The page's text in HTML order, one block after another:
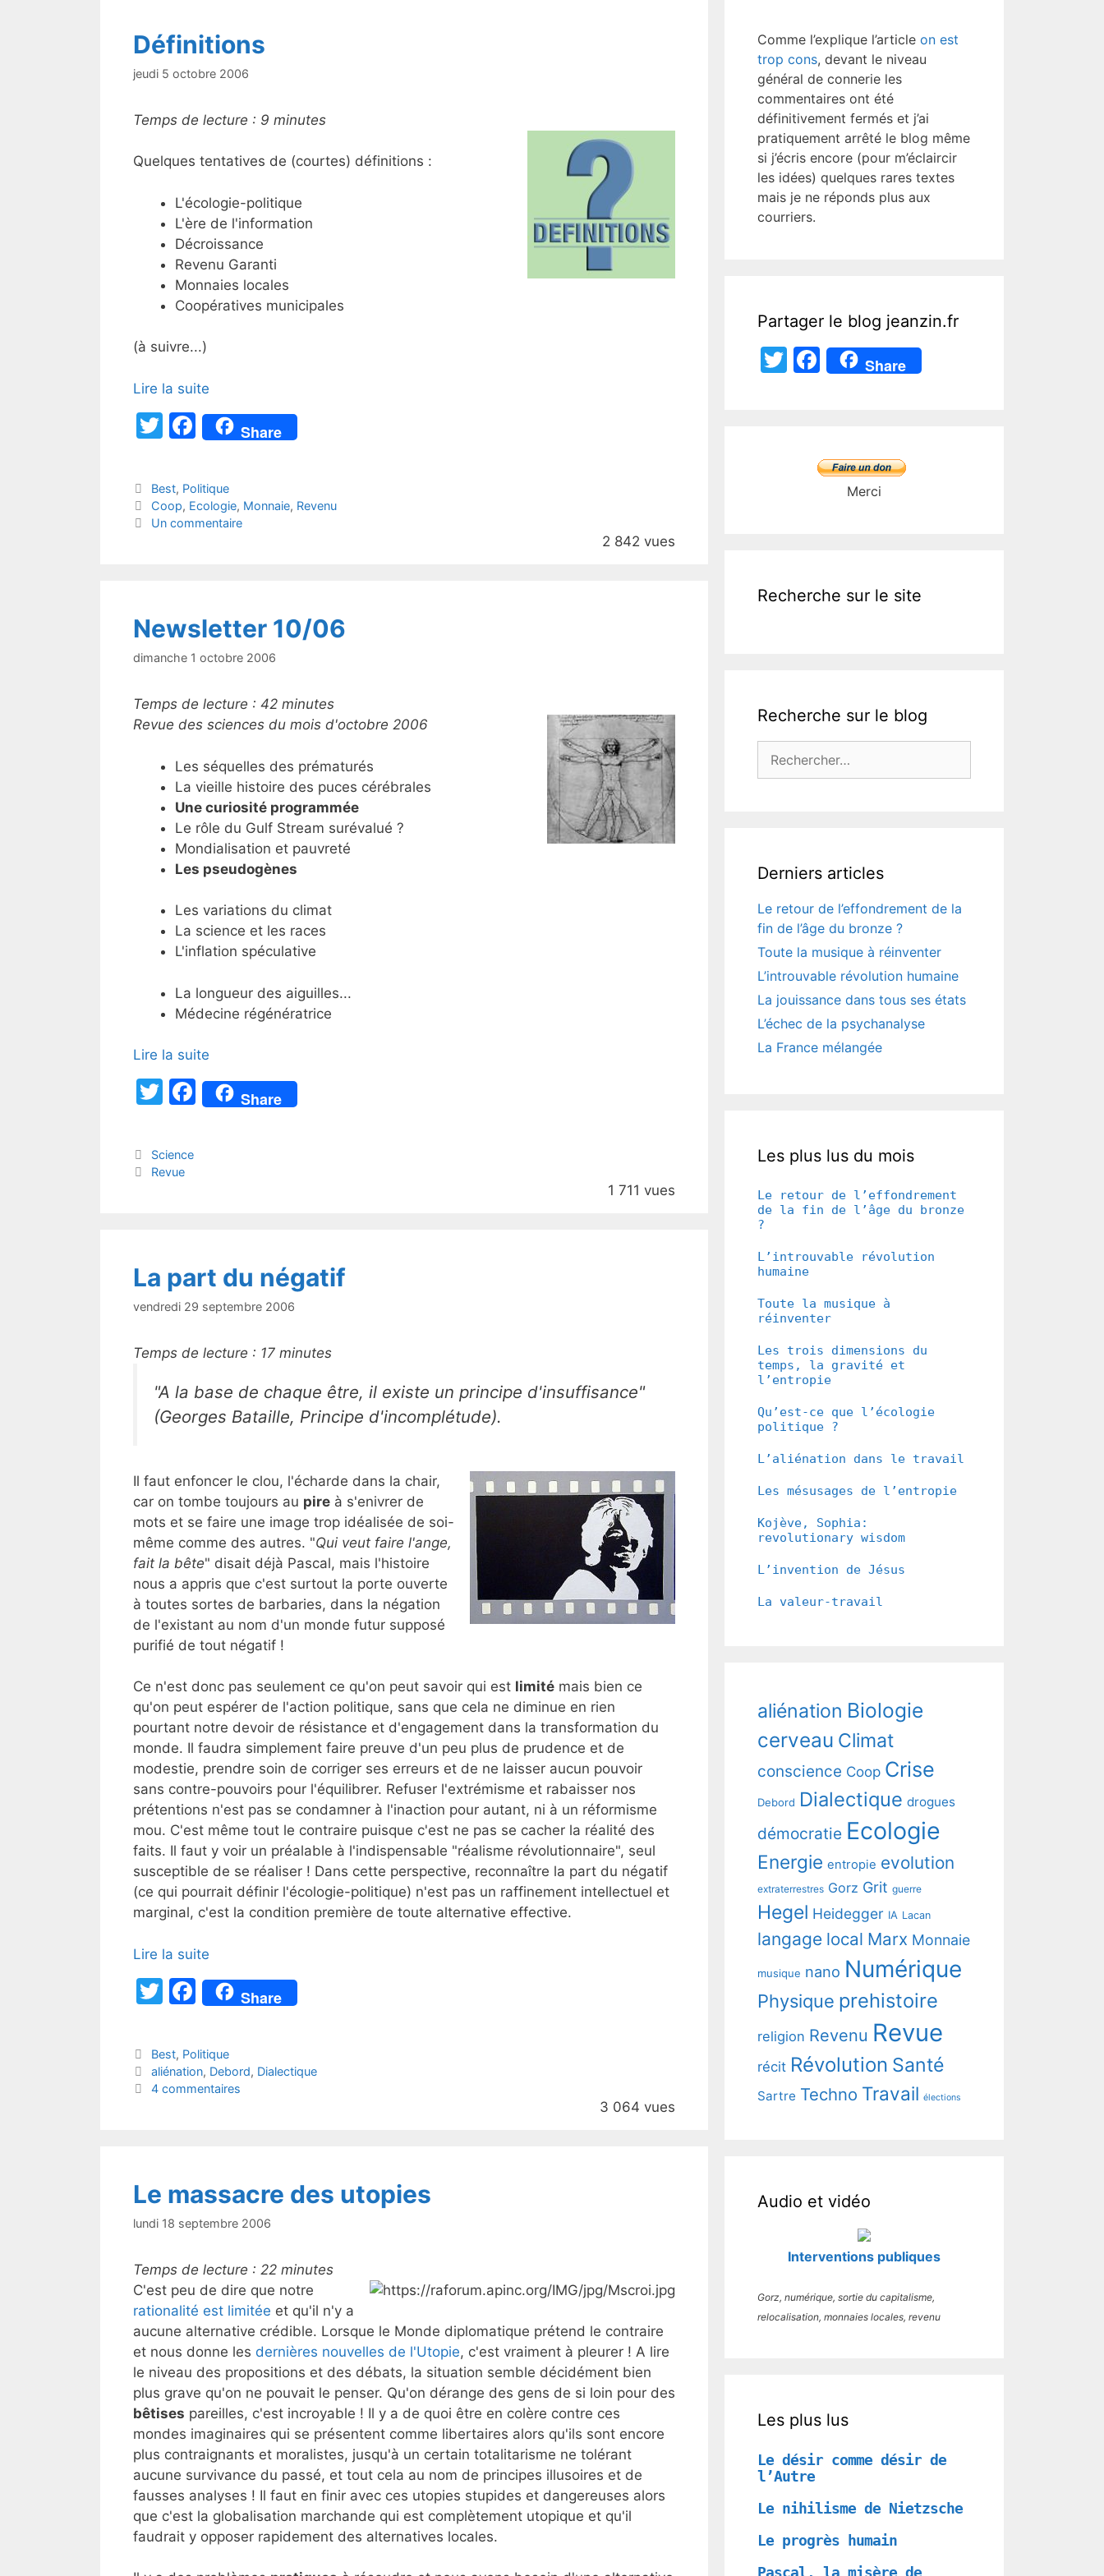
Définitions
jeudi 5 octobre 2006
Temps de lecture : 9 minutes
Quelques tentatives de (courtes) définitions :
L'écologie-politique
L'ère de l'information
Décroissance
Revenu Garanti
Monnaies locales
Coopératives municipales
(à suivre...)
Lire la suite
T
itt
er
F
a
c
e
b
Share
Catégories
Best, Politique
Étiquettes
Coop, Ecologie, Monnaie, Revenu
Un commentaire
2 842 vues
Newsletter 10/06
dimanche 1 octobre 2006
Temps de lecture : 42 minutes
Revue des sciences du mois d'octobre 2006
Les séquelles des prématurés
La vieille histoire des puces cérébrales
Une curiosité programmée
Le rôle du Gulf Stream surévalué ?
Mondialisation et pauvreté
Les pseudogènes
Les variations du climat
La science et les races
L'inflation spéculative
La longueur des aiguilles...
Médecine régénératrice
Lire la suite
T
itt
er
F
a
k
Share
Catégories
Science
Étiquettes
Revue
1 711 vues
La part du négatif
vendredi 29 septembre 2006
Temps de lecture : 17 minutes
"A la base de chaque être, il existe un principe d'insuffisance"
(Georges Bataille, Principe d'incomplétude).
Il faut enfoncer le clou, l'écharde dans la chair,
car on tombe toujours au pire à s'enivrer de
mots et se faire une image trop idéalisée de soi-
même comme des autres. "Qui veut faire l'ange,
fait la bête" disait déjà Pascal, mais l'histoire
nous a appris que c'est surtout la porte ouverte
à toutes sortes de barbaries, dans la négation
de l'existant au nom d'un monde futur supposé
purifié de tout négatif !
Ce n'est donc pas seulement ce qu'on peut savoir qui est limité mais bien ce
qu'on peut espérer de l'action politique, sans que cela ne diminue en rien
pourtant notre devoir de résistance et d'engagement dans la transformation du
monde. Il faudra simplement faire preuve d'un peu plus de prudence et de
modestie, prendre soin de corriger ses erreurs et de ne laisser aucun pouvoir
sans contre-pouvoirs pour l'équilibrer. Refuser l'extrémisme et rabaisser nos
prétentions n'est pas se condamner à l'inaction pour autant, ni à un réformisme
mou. C'est même tout le contraire puisque c'est ne pas se cacher la réalité des
faits. Il faut y voir un préalable à l'indispensable "réalisme révolutionnaire", seul
susceptible de se réaliser ! Dans cette perspective, reconnaître la part du négatif
(ce qui pourrait définir l'écologie-politique) n'est pas un raffinement intellectuel et
marginal, c'est la condition première de toute alternative effective.
Lire la suite
T
itt
er
F
a
c
e
b
Share
Catégories
Best, Politique
Étiquettes
aliénation, Debord, Dialectique
4 commentaires
3 064 vues
Le massacre des utopies
lundi 18 septembre 2006
Temps de lecture : 22 minutes
C'est peu de dire que notre
rationalité est limitée et qu'il n'y a
aucune alternative crédible. Lorsque le Monde diplomatique prétend le contraire
et nous donne les dernières nouvelles de l'Utopie, c'est vraiment à pleurer ! A lire
le niveau des propositions et des débats, la situation semble décidément bien
plus grave qu'on ne pouvait le penser. Qu'on dérange des gens de si loin pour des
bêtises pareilles, c'est incroyable ! Il y a de quoi être en colère contre ces
mondes imaginaires qui se présentent comme libertaires alors qu'ils sont encore
plus contraignants et moralistes, jusqu'à un certain totalitarisme ne tolérant
aucune survivance du passé, et tout cela au nom de principes illusoires et de
fausses analyses ! Il faut en finir avec ces utopies stupides et dangereuses alors
que c'est la globalisation marchande qui est complètement utopique et qu'il
faudrait y opposer rapidement des alternatives locales.
Comme l’explique l’article on est
trop cons, devant le niveau
général de connerie les
commentaires ont été
définitivement fermés et j’ai
pratiquement arrêté le blog même
si j’écris encore (pour m’éclaircir
les idées) quelques rares textes
mais je ne réponds plus aux
courriers.
Partager le blog jeanzin.fr
T
F
b
Share
Merci
Recherche sur le site
Recherche sur le blog
Derniers articles
Le retour de l’effondrement de la
fin de l’âge du bronze ?
Toute la musique à réinventer
L’introuvable révolution humaine
La jouissance dans tous ses états
L’échec de la psychanalyse
La France mélangée
Les plus lus du mois
Le retour de l’effondrement
de la fin de l’âge du bronze
?
L’introuvable révolution
humaine
Toute la musique à
réinventer
Les trois dimensions du
temps, la gravité et
l’entropie
Qu’est-ce que l’écologie
politique ?
L’aliénation dans le travail
Les mésusages de l’entropie
Kojève, Sophia:
revolutionary wisdom
L’invention de Jésus
La valeur-travail
aliénation Biologie
cerveau Climat
conscience Coop Crise
Debord Dialectique drogues
démocratie Ecologie
Energie entropie evolution
extraterrestres Gorz Grit guerre
Hegel Heidegger IA Lacan
langage local Marx Monnaie
musique nano Numérique
Physique prehistoire
religion Revenu Revue
récit Révolution Santé
Sartre Techno Travail élections
Audio et vidéo
Interventions publiques
Gorz, numérique, sortie du capitalisme,
relocalisation, monnaies locales, revenu
Les plus lus
Le désir comme désir de
l’Autre
Le nihilisme de Nietzsche
Le progrès humain